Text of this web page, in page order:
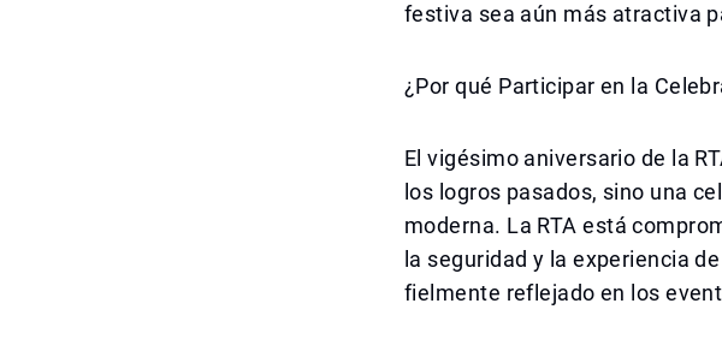
festiva sea aún más atractiva
¿Por qué Participar en la
El vigésimo aniversario de la
los logros pasados, sino una
moderna. La RTA está
la seguridad y la experiencia
fielmente reflejado en los